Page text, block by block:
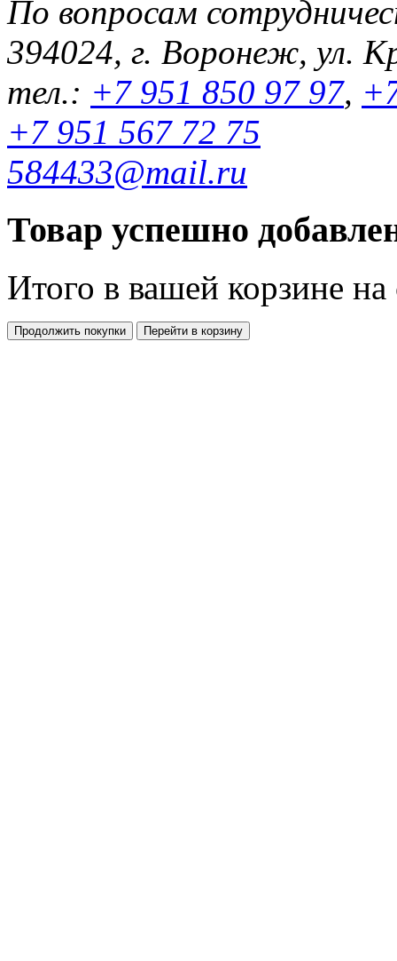
По вопросам
394024, г. Воронеж, ул.
тел.: +7 951 850 97 97,
+7 951 567 72 75
584433@mail.ru
Товар успешно
Итого в вашей корзине
Продолжить покупки Перейти в корзину